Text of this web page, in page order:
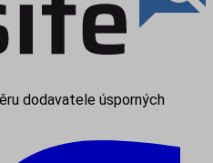
dodavatele úsporných